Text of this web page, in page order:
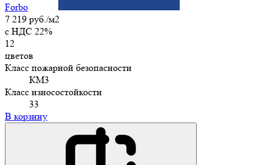
Forbo
7 219 руб./м2
c НДС 22%
12
цветов
Класс пожарной безопасности
КМ3
Класс износостойкости
33
В корзину